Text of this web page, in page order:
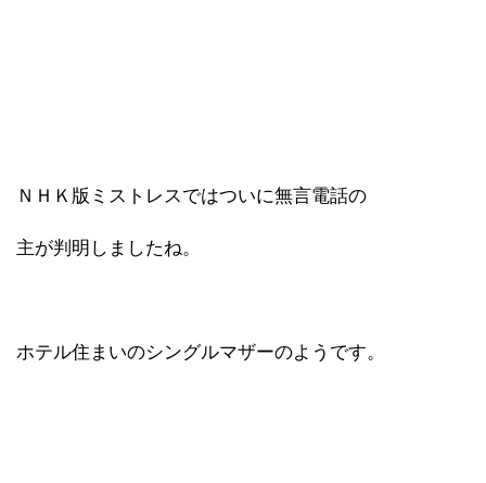
ＮＨＫ版ミストレスではついに無言電話の
主が判明しましたね。
ホテル住まいのシングルマザーのようです。